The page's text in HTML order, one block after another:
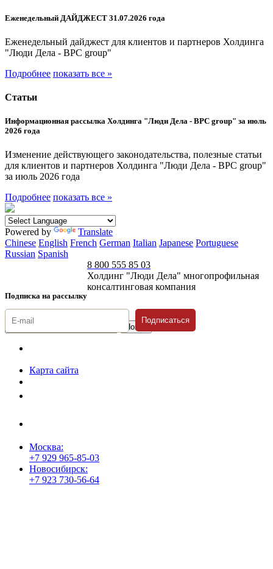
Еженедельный ДАЙДЖЕСТ 31.07.2026 года
Еженедельный дайджест для клиентов и партнеров Холдинга
"Люди Дела - BPC group"
Подробнее показать все »
Статьи
Информационная рассылка Холдинга "Люди Дела - BPC group" за июль
2026 года
Изменение действующего законодательства, полезные статьи
для клиентов и партнеров Холдинга "Люди Дела - BPC group"
за июль 2026 года
Подробнее показать все »
Powered by
Translate
Chinese English French German Italian Japanese Portuguese
Russian Spanish
Подписка на рассылку
8 800 555 85 03
Холдинг "Люди Дела" многопрофильная
консалтинговая компания
Подписаться
Карта сайта
Москва:
+7 929 965-85-03
Новосибирск:
+7 923 730-56-64